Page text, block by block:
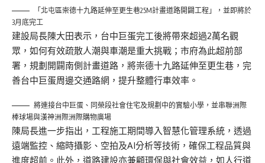
「北屯區崇德十九路延伸至更生巷25M計畫道路開闢工程」，並即將於
3月底完工
建設局長陳大田表示，台中巨蛋完工後將帶來超過2萬名觀
眾，如何有效疏散人潮與車潮是重大挑戰；市府為此超前部
署，規劃開闢南側計畫道路，將崇德十九路延伸至更生巷，完
善台中巨蛋周邊交通路網，提升整體行車效率。
將連接台中巨蛋、同榮段社會住宅及規劃中的實驗小學，並串聯洲際
棒球場與漢神洲際洲際購物廣場
陳局長進一步指出，工程施工期間導入智慧化管理系統，透過
遠端監控、縮時攝影、空拍及AI分析等技術，確保工程品質與
進度超前。此外，道路建設亦兼顧環保與社會效益，如人行道